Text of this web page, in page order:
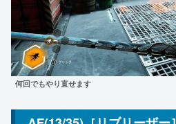
何回でもやり直せます